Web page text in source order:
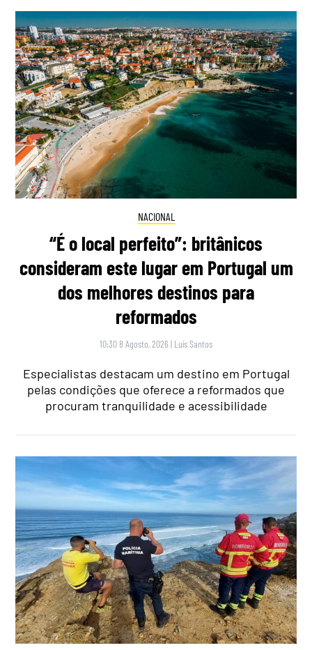
NACIONAL
“É o local perfeito”: britânicos
consideram este lugar em Portugal um
dos melhores destinos para
reformados
10:30 8 Agosto, 2026 | Luís Santos
Especialistas destacam um destino em Portugal
pelas condições que oferece a reformados que
procuram tranquilidade e acessibilidade